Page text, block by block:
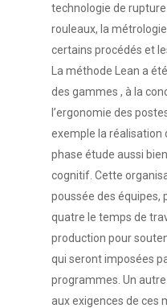
technologie de
rouleaux, la
certains procédés et
La méthode Lean a
des gammes , à la
l’ergonomie des
exemple la réalisation
phase étude aussi
cognitif. Cette
poussée des équipes,
quatre le temps de
production pour
qui seront imposées
programmes. Un
aux exigences de ces